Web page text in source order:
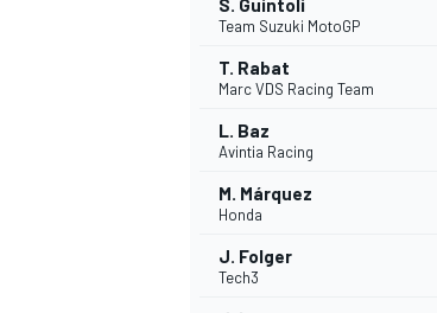
S. Guintoli
Team Suzuki MotoGP
T. Rabat
Marc VDS Racing Team
L. Baz
Avintia Racing
M. Márquez
Honda
J. Folger
Tech3